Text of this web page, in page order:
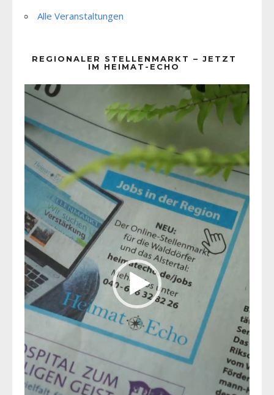
Alle Veranstaltungen
REGIONALER STELLENMARKT – JETZT
IM HEIMAT-ECHO
Player